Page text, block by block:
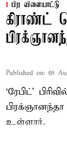
பிற விளையாட்டு
கிராண்ட்
Published on: 05
‘ரேபிட்’
பிரக்ஞானந்தா
உள்ளார்.